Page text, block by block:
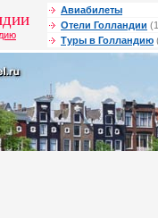
Авиабилеты
Отели Голландии
Туры в Голландию